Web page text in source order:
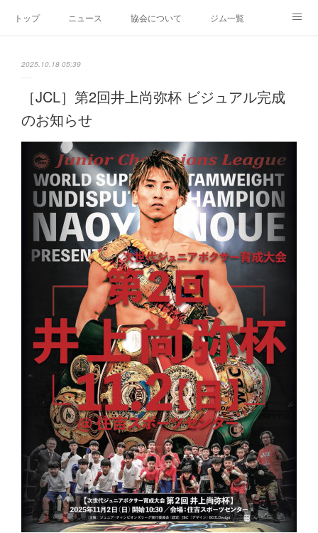
トップ ニュース 協会について ジム一覧
2025.10.18 05:39
［JCL］第2回井上尚弥杯 ビジュアル完成
のお知らせ